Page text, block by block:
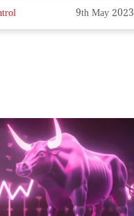
9th May 2023